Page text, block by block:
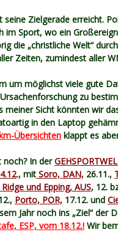
seine Zielgerade erreicht.
im Sport, wo ein
die „christliche Welt“
Zeiten, zumindest aller
um möglichst viele gute
zu
meiner Sicht könnten wir
in den Laptop
Übersichten klappt es
noch? In der
., mit Soro, DAN, 26.11.,
und Epping, AUS, 12.
Porto, POR, 17.12. und
Jahr noch ins „Ziel“ der
ESP, vom 18.12.!Wir